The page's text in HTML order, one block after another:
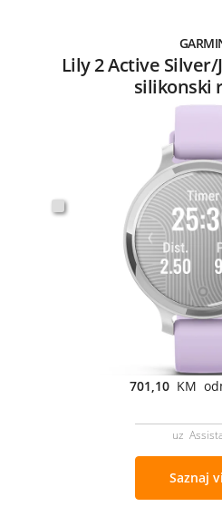
Lily 2 Active
silikonski
701,10 KM
uz
Saznaj